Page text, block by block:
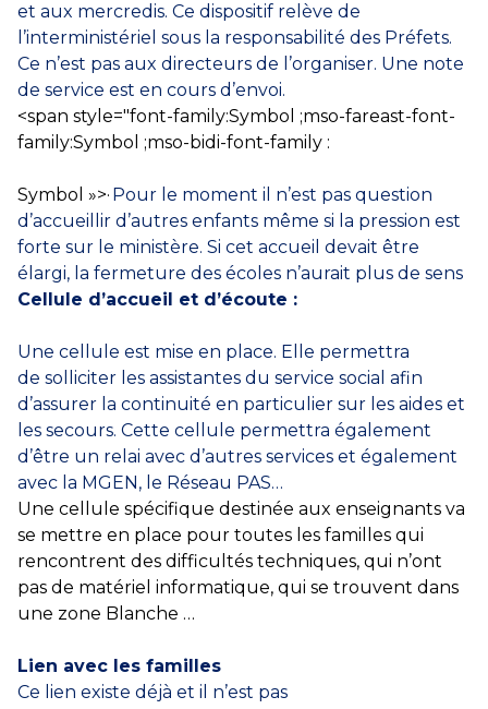
et aux mercredis. Ce dispositif relève de
l’interministériel sous la responsabilité des Préfets.
Ce n’est pas aux directeurs de l’organiser. Une note
de service est en cours d’envoi.
<span style="font-family:Symbol ;mso-fareast-font-
family:Symbol ;mso-bidi-font-family :
Symbol »>· Pour le moment il n’est pas question
d’accueillir d’autres enfants même si la pression est
forte sur le ministère. Si cet accueil devait être
élargi, la fermeture des écoles n’aurait plus de sens
Cellule d’accueil et d’écoute :
Une cellule est mise en place. Elle permettra
de solliciter les assistantes du service social afin
d’assurer la continuité en particulier sur les aides et
les secours. Cette cellule permettra également
d’être un relai avec d’autres services et également
avec la MGEN, le Réseau PAS…
Une cellule spécifique destinée aux enseignants va
se mettre en place pour toutes les familles qui
rencontrent des difficultés techniques, qui n’ont
pas de matériel informatique, qui se trouvent dans
une zone Blanche …
Lien avec les familles
Ce lien existe déjà et il n’est pas